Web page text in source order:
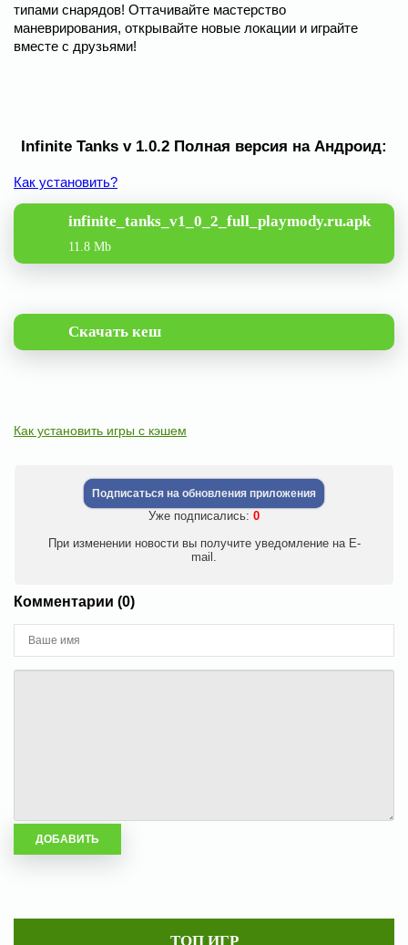
типами снарядов! Оттачивайте мастерство
маневрирования, открывайте новые локации и играйте
вместе с друзьями!
Infinite Tanks v 1.0.2 Полная версия на Андроид:
Как установить?
infinite_tanks_v1_0_2_full_playmody.ru.apk
11.8 Mb
Скачать кеш
Как установить игры с кэшем
Подписаться на обновления приложения
Уже подписались: 0
При изменении новости вы получите уведомление на E-
mail.
Комментарии (0)
ТОП ИГР